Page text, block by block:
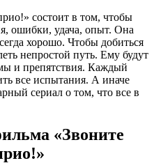
состоит в том, чтобы
ошибки, удача, опыт. Она
хорошо. Чтобы добиться
непростой путь. Ему будут
и препятствия. Каждый
все испытания. А иначе
сериал о том, что все в
«Звоните